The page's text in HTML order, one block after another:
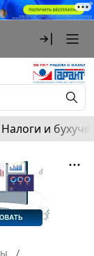
Налоги и